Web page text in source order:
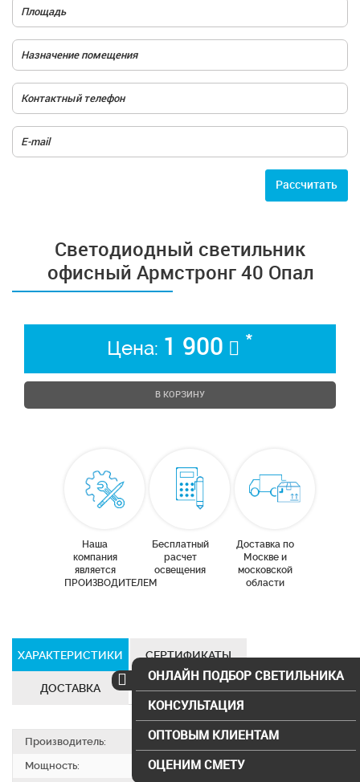
Расcчитать
Светодиодный светильник
офисный Армстронг 40 Опал
Цена: 1 900 *
В КОРЗИНУ
Наша
компания
является
ПРОИЗВОДИТЕЛЕМ
Бесплатный
расчет
освещения
Доставка по
Москве и
московской
области
ХАРАКТЕРИСТИКИ СЕРТИФИКАТЫ
ДОСТАВКА
Производитель:
SVS electro
Мощность:
40 Вт
ОНЛАЙН ПОДБОР СВЕТИЛЬНИКА
КОНСУЛЬТАЦИЯ
ОПТОВЫМ КЛИЕНТАМ
ОЦЕНИМ СМЕТУ